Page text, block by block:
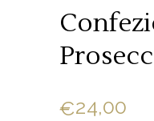
€24,00